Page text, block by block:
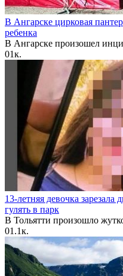
В Ангарске цирковая
ребенка
В Ангарске произошел
01к.
13-летняя девочка
гулять в парк
В Тольятти произошло
01.1к.